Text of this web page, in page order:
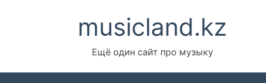
musicland.kz
Ещё один сайт про музыку